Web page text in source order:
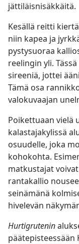
jättiläisnisäkkäitä.
Kesällä reitti
niin kapea ja
pystysuoraa
reelingin yli.
sireeniä, jottei
Tämä osa
valokuvaajan
Poikettuaan vielä
kalastajakylissä
osuudelle, joka
kohokohta.
matkustajat
rantakallio
seinämänä
hivelevän
Hurtigrutenin